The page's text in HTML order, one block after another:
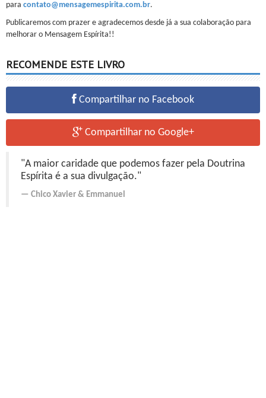
para contato@mensagemespirita.com.br.
Publicaremos com prazer e agradecemos desde já a sua colaboração para
melhorar o Mensagem Espírita!!
RECOMENDE ESTE LIVRO
Compartilhar no Facebook
Compartilhar no Google+
"A maior caridade que podemos fazer pela Doutrina
Espírita é a sua divulgação."
Chico Xavier & Emmanuel